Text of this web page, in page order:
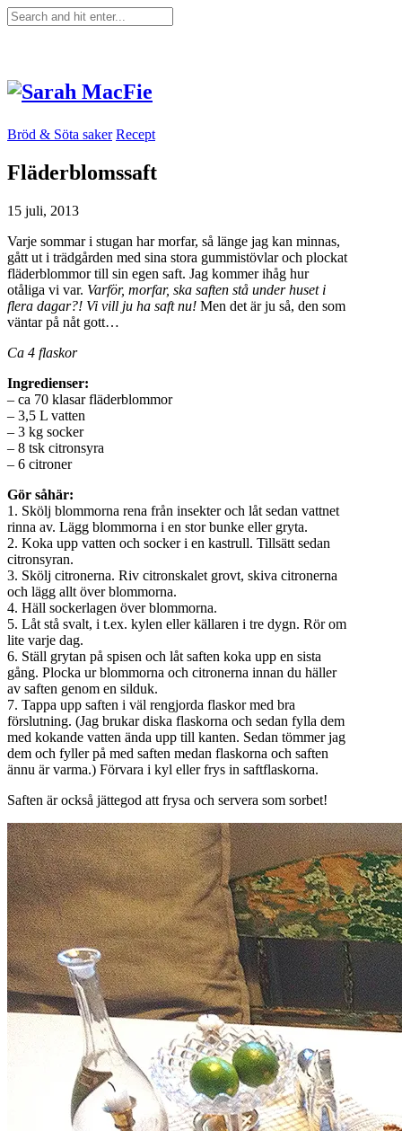
Bröd & Söta saker Recept
Fläderblomssaft
15 juli, 2013
Varje sommar i stugan har morfar, så länge jag kan minnas,
gått ut i trädgården med sina stora gummistövlar och plockat
fläderblommor till sin egen saft. Jag kommer ihåg hur
otåliga vi var. Varför, morfar, ska saften stå under huset i
flera dagar?! Vi vill ju ha saft nu! Men det är ju så, den som
väntar på nåt gott…
Ca 4 flaskor
Ingredienser:
– ca 70 klasar fläderblommor
– 3,5 L vatten
– 3 kg socker
– 8 tsk citronsyra
– 6 citroner
Gör såhär:
1. Skölj blommorna rena från insekter och låt sedan vattnet
rinna av. Lägg blommorna i en stor bunke eller gryta.
2. Koka upp vatten och socker i en kastrull. Tillsätt sedan
citronsyran.
3. Skölj citronerna. Riv citronskalet grovt, skiva citronerna
och lägg allt över blommorna.
4. Häll sockerlagen över blommorna.
5. Låt stå svalt, i t.ex. kylen eller källaren i tre dygn. Rör om
lite varje dag.
6. Ställ grytan på spisen och låt saften koka upp en sista
gång. Plocka ur blommorna och citronerna innan du häller
av saften genom en silduk.
7. Tappa upp saften i väl rengjorda flaskor med bra
förslutning. (Jag brukar diska flaskorna och sedan fylla dem
med kokande vatten ända upp till kanten. Sedan tömmer jag
dem och fyller på med saften medan flaskorna och saften
ännu är varma.) Förvara i kyl eller frys in saftflaskorna.
Saften är också jättegod att frysa och servera som sorbet!